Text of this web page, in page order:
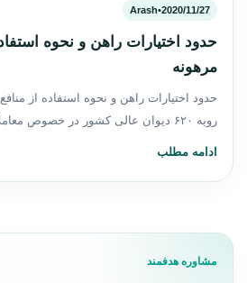
2020/11/27
•
Arash
حدود اختیارات راهن و نحوه
مرهونه
حدود اختیارات راهن و نحوه استفاده از
رویه ۶۲۰ دیوان عالی کشور در خصوص معاملات مالک…
ادامه مطلب
مشاوره هدفمند